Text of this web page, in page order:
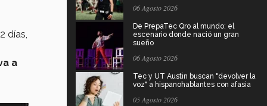
días,
a
06 Agosto 2026
De PrepaTec Qro al mundo: el
escenario donde nació un gran
sueño
06 Agosto 2026
Tec y UT Austin buscan "devolver la
voz" a hispanohablantes con afasia
05 Agosto 2026